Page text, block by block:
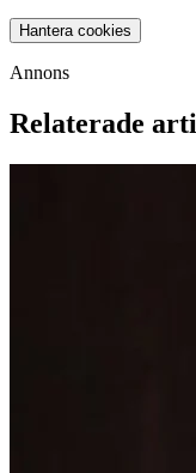
Hantera cookies
Annons
Relaterade